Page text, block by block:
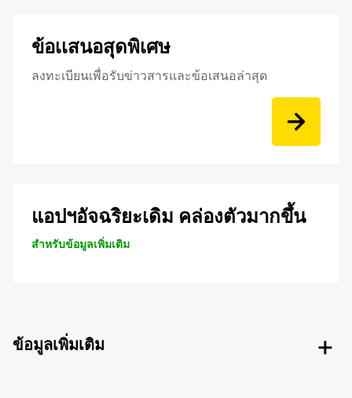
ข้อเเสนอสุดพิเศษ
ลงทะเบียนเพื่อรับข่าวสารและข้อเสนอล่าสุด
แอปฯอัจฉริยะเดิม คล่องตัวมากขึ้น
สำหรับข้อมูลเพิ่มเติม
ข้อมูลเพิ่มเติม